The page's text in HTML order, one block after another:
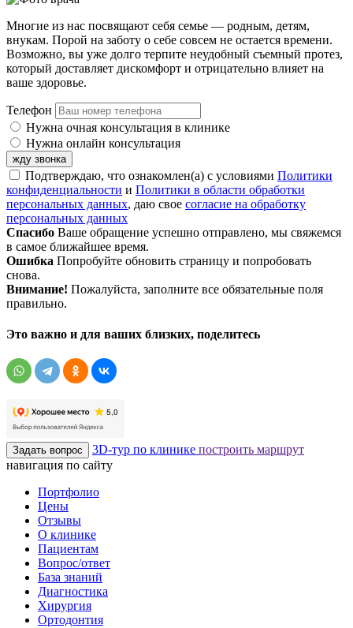
Многие из нас посвящают себя семье — родным, детям,
внукам. Порой на заботу о себе совсем не остается времени.
Возможно, вы уже долго терпите неудобный съемный протез,
который доставляет дискомфорт и отрицательно влияет на
ваше здоровье.
Телефон
Нужна очная консультация в клинике
Нужна онлайн консультация
жду звонка
Подтверждаю, что ознакомлен(а) с условиями Политики
конфиденциальности и Политики в области обработки
персональных данных, даю свое согласие на обработку
персональных данных
Спасибо Ваше обращение успешно отправлено, мы свяжемся
в самое ближайшее время.
Ошибка Попробуйте обновить страницу и попробовать
снова.
Внимание! Пожалуйста, заполните все обязательные поля
правильно.
Это важно и для ваших близких, поделитесь
Задать вопрос 3D-тур по клинике построить маршрут
навигация по сайту
Портфолио
Цены
Отзывы
О клинике
Пациентам
Вопрос/ответ
База знаний
Диагностика
Хирургия
Ортодонтия